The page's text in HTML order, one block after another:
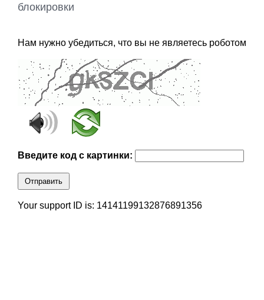
блокировки
Нам нужно убедиться, что вы не являетесь роботом
Введите код с картинки:
Отправить
Your support ID is: 14141199132876891356